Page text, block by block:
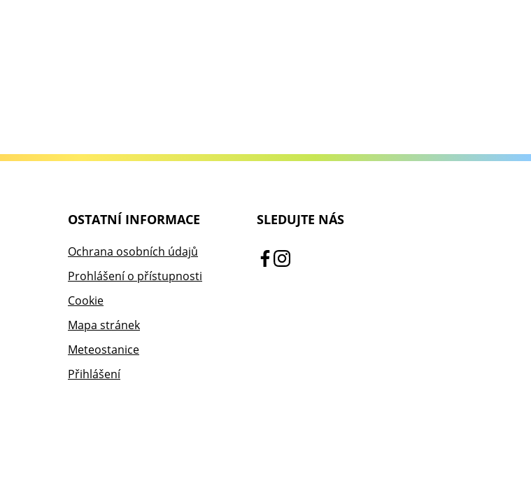
OSTATNÍ INFORMACE
Ochrana osobních údajů
Prohlášení o přístupnosti
Cookie
Mapa stránek
Meteostanice
Přihlášení
SLEDUJTE NÁS